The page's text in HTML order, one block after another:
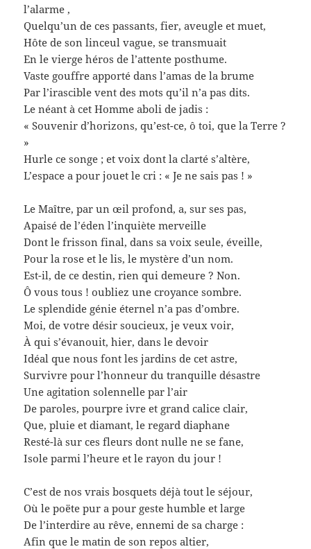
l’alarme ,
Quelqu’un de ces passants, fier, aveugle et muet,
Hôte de son linceul vague, se transmuait
En le vierge héros de l’attente posthume.
Vaste gouffre apporté dans l’amas de la brume
Par l’irascible vent des mots qu’il n’a pas dits.
Le néant à cet Homme aboli de jadis :
« Souvenir d’horizons, qu’est-ce, ô toi, que la Terre ?
»
Hurle ce songe ; et voix dont la clarté s’altère,
L’espace a pour jouet le cri : « Je ne sais pas ! »
Le Maître, par un œil profond, a, sur ses pas,
Apaisé de l’éden l’inquiète merveille
Dont le frisson final, dans sa voix seule, éveille,
Pour la rose et le lis, le mystère d’un nom.
Est-il, de ce destin, rien qui demeure ? Non.
Ô vous tous ! oubliez une croyance sombre.
Le splendide génie éternel n’a pas d’ombre.
Moi, de votre désir soucieux, je veux voir,
À qui s’évanouit, hier, dans le devoir
Idéal que nous font les jardins de cet astre,
Survivre pour l’honneur du tranquille désastre
Une agitation solennelle par l’air
De paroles, pourpre ivre et grand calice clair,
Que, pluie et diamant, le regard diaphane
Resté-là sur ces fleurs dont nulle ne se fane,
Isole parmi l’heure et le rayon du jour !
C’est de nos vrais bosquets déjà tout le séjour,
Où le poëte pur a pour geste humble et large
De l’interdire au rêve, ennemi de sa charge :
Afin que le matin de son repos altier,